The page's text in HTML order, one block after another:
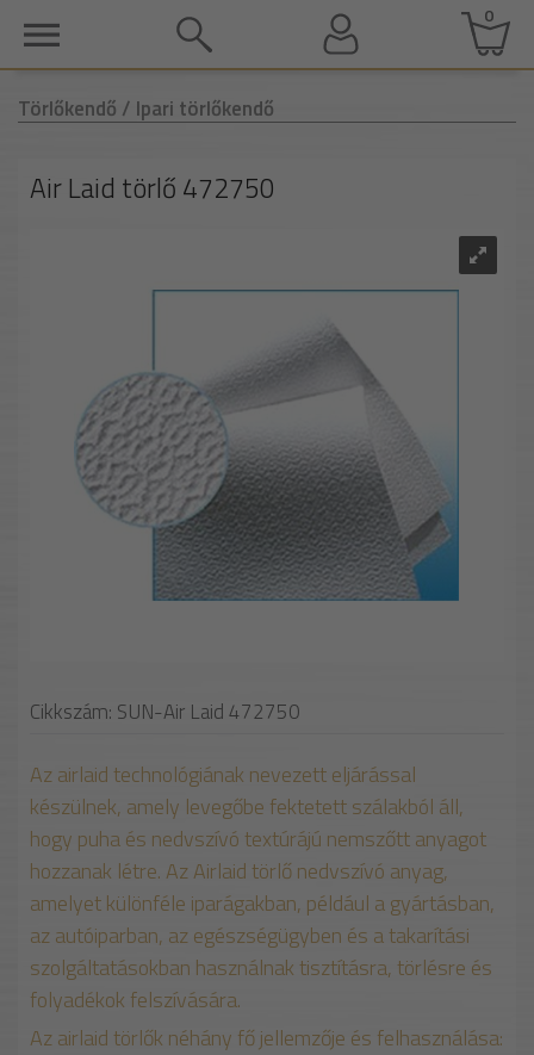
0
Törlőkendő / Ipari törlőkendő
Air Laid törlő 472750
Cikkszám: SUN-Air Laid 472750
Az airlaid technológiának nevezett eljárással
készülnek, amely levegőbe fektetett szálakból áll,
hogy puha és nedvszívó textúrájú nemszőtt anyagot
hozzanak létre. Az Airlaid törlő nedvszívó anyag,
amelyet különféle iparágakban, például a gyártásban,
az autóiparban, az egészségügyben és a takarítási
szolgáltatásokban használnak tisztításra, törlésre és
folyadékok felszívására.
Az airlaid törlők néhány fő jellemzője és felhasználása: